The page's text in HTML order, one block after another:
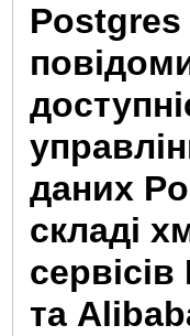
даних
складі
та